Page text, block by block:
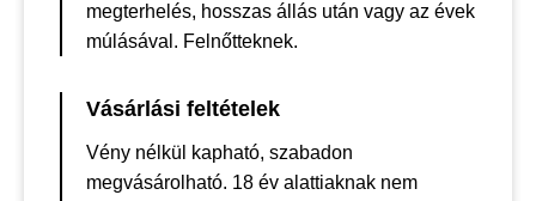
megterhelés, hosszas állás után vagy az évek
múlásával. Felnőtteknek.
Vásárlási feltételek
Vény nélkül kapható, szabadon
megvásárolható. 18 év alattiaknak nem